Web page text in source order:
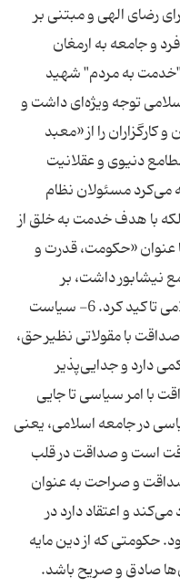
رضای الهی و مبتنی بر
و جامعه به ارمغان
"خدمت به مردم" شهید
توجه ویژه‌ای داشت و
کارگزاران را از «معبد
دنیوی و عقلانیت
می‌کرد مسئولان نظام
با هدف خدمت به خلق از
عنوان «حکومت، قدرت و
مسجد جامع نیشابور داشت، بر
خدمت‌گزاری کارگزاران در حکومت اسلامی تاکید کرد. 6- سیاست
با مقولاتی نظیر حق،
دارد و جدایی‌پذیر
با امر سیاسی تا جایی
در جامعه اسلامی، یعنی
است و صداقت در قلب
و صراحت به عنوان
و اعتقاد دارد در
حکومتی که از دین مایه
صادق و صریح باشد.